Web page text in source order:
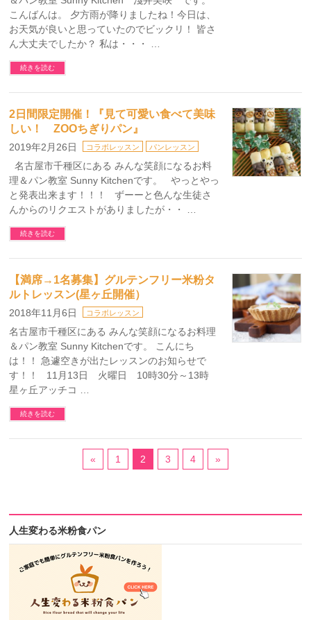
こんばんは。 夕方雨が降りましたね！今日は、
お天気が良いと思っていたのでビックリ！ 皆さ
ん大丈夫でしたか？ 私は・・・ …
続きを読む
2日間限定開催！『見て可愛い食べて美味
しい！ ZOOちぎりパン』
2019年2月26日 コラボレッスン パンレッスン
名古屋市千種区にある みんな笑顔になるお料
理＆パン教室 Sunny Kitchenです。 やっとやっ
と発表出来ます！！！ ずーーと色んな生徒さ
んからのリクエストがありましたが・・ …
続きを読む
【満席→1名募集】グルテンフリー米粉タ
ルトレッスン(星ヶ丘開催）
2018年11月6日 コラボレッスン
名古屋市千種区にある みんな笑顔になるお料理
＆パン教室 Sunny Kitchenです。 こんにち
は！！ 急遽空きが出たレッスンのお知らせで
す！！ 11月13日 火曜日 10時30分～13時
星ヶ丘アッチコ …
続きを読む
« 1 2 3 4 »
人生変わる米粉食パン